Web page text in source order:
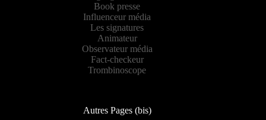
Book presse
Influenceur média
Les signatures
Animateur
Observateur média
Fact-checkeur
Trombinoscope
Autres Pages (bis)